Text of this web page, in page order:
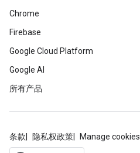
Chrome
Firebase
Google Cloud Platform
Google AI
所有产品
条款 隐私权政策 Manage cookies